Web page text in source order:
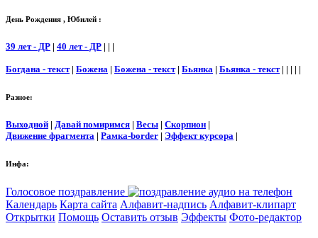
День Рождения , Юбилей :
39 лет - ДР | 40 лет - ДР | | |
Богдана - текст| Божена | Божена - текст| Бьянка | Бьянка - текст| | | | |
Разное:
Выходной | Давай помиримся | Весы | Скорпион |
Движение фрагмента | Рамка-border | Эффект курсора |
Инфа:
Голосовое поздравление
Календарь Карта сайта Алфавит-надпись Алфавит-клипарт
Открытки Помощь Оставить отзыв Эффекты Фото-редактор